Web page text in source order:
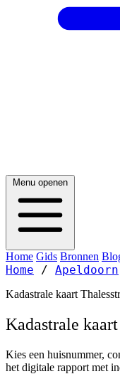
Menu openen
Home Gids Bronnen
Home / Apeldoorn
Kadastrale kaart
Kadastrale
Kies een huisnummer,
het digitale rapport met